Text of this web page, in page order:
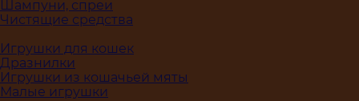
Шампуни, спреи
Чистящие средства
Игрушки для кошек
Дразнилки
Игрушки из кошачьей мяты
Малые игрушки